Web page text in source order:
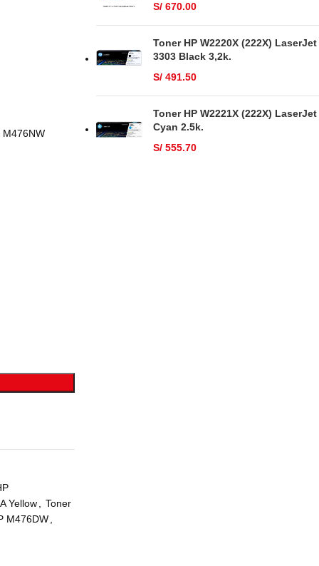
M476NW
Yellow
Toner
M476DW
S/670.00
Toner HP W2220X (222X) LaserJet
3303 Black 3,2k.
S/491.50
Toner HP W2221X (222X) LaserJet
Cyan 2.5k.
S/555.70